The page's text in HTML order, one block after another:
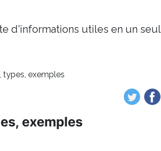
d'informations utiles en un seul
types, exemples
exemples